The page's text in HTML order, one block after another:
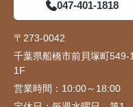
047-401-1818
〒273-0042
千葉県船橋市前貝塚町
1F
営業時間： 10:00～18:00